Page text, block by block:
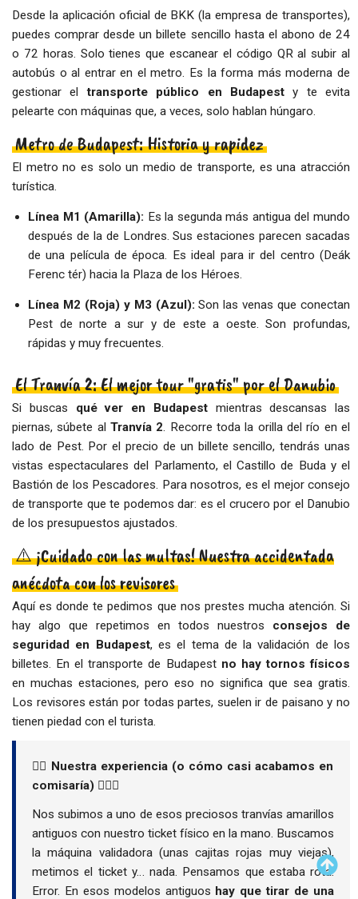
Desde la aplicación oficial de BKK (la empresa de transportes),
puedes comprar desde un billete sencillo hasta el abono de 24
o 72 horas. Solo tienes que escanear el código QR al subir al
autobús o al entrar en el metro. Es la forma más moderna de
gestionar eltransporte público en Budapesty te evita
pelearte con máquinas que, a veces, solo hablan húngaro.
Metro de Budapest: Historia y rapidez
El metro no es solo un medio de transporte, es una atracción
turística.
Línea M1 (Amarilla): Es la segunda más antigua del mundo
después de la de Londres. Sus estaciones parecen sacadas
de una película de época. Es ideal para ir del centro (Deák
Ferenc tér) hacia la Plaza de los Héroes.
Línea M2 (Roja) y M3 (Azul): Son las venas que conectan
Pest de norte a sur y de este a oeste. Son profundas,
rápidas y muy frecuentes.
El Tranvía 2: El mejor tour "gratis" por el Danubio
Si buscas qué ver en Budapestmientras descansas las
piernas, súbete al Tranvía 2. Recorre toda la orilla del río en el
lado de Pest. Por el precio de un billete sencillo, tendrás unas
vistas espectaculares del Parlamento, el Castillo de Buda y el
Bastión de los Pescadores. Para nosotros, es el mejor consejo
de transporte que te podemos dar: es el crucero por el Danubio
de los presupuestos ajustados.
⚠️ ¡Cuidado con las multas! Nuestra accidentada
anécdota con los revisores
Aquí es donde te pedimos que nos prestes mucha atención. Si
hay algo que repetimos en todos nuestros consejos de
seguridad en Budapest, es el tema de la validación de los
billetes. En el transporte de Budapest no hay tornos físicos
en muchas estaciones, pero eso no significa que sea gratis.
Los revisores están por todas partes, suelen ir de paisano y no
tienen piedad con el turista.
👉🏻 Nuestra experiencia (o cómo casi acabamos en
comisaría) 👮🏻‍♀️
Nos subimos a uno de esos preciosos tranvías amarillos
antiguos con nuestro ticket físico en la mano. Buscamos
la máquina validadora (unas cajitas rojas muy viejas),
metimos el ticket y… nada. Pensamos que estaba rota.
Error. En esos modelos antiguos hay que tirar de una